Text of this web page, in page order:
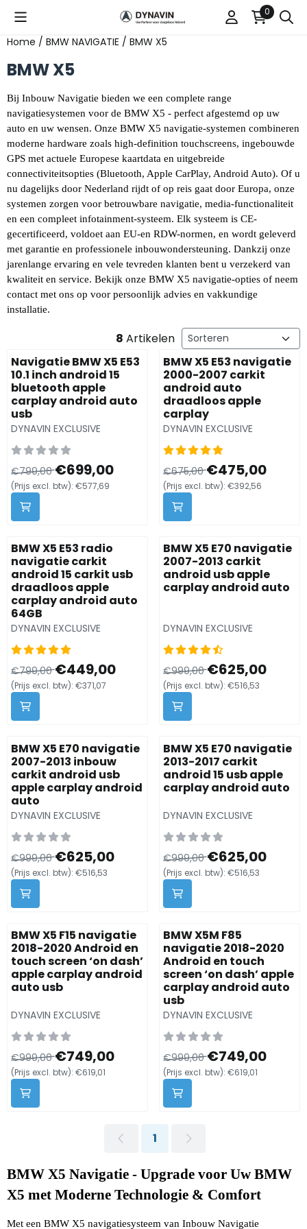
Cookievoorkeuren zijn beschikbaar. Kies instellingen of
0
Home / BMW NAVIGATIE / BMW X5
BMW X5
Bij Inbouw Navigatie bieden we een complete range
navigatiesystemen voor de BMW X5 - perfect afgestemd op uw
auto en uw wensen. Onze BMW X5 navigatie-systemen combineren
moderne hardware zoals high-definition touchscreens, ingebouwde
GPS met actuele Europese kaartdata en uitgebreide
connectiviteitsopties (Bluetooth, Apple CarPlay, Android Auto). Of u
nu dagelijks door Nederland rijdt of op reis gaat door Europa, onze
systemen zorgen voor betrouwbare navigatie, media-functionaliteit
en een compleet infotainment-systeem. Elk systeem is CE-
gecertificeerd, voldoet aan EU-en RDW-normen, en wordt geleverd
met garantie en professionele inbouwondersteuning. Dankzij onze
jarenlange ervaring en vele tevreden klanten bent u verzekerd van
kwaliteit en service. Bekijk onze BMW X5 navigatie-opties of neem
contact met ons op voor persoonlijk advies en vakkundige
installatie.
8 Artikelen Sorteermethode
Navigatie BMW X5 E53
10.1 inch android 15
bluetooth apple
carplay android auto
usb
Merk:
DYNAVIN EXCLUSIVE
Van 799,00 voor 699,00, exclusief btw: 577,69
€799,00€699,00
(Prijs excl. btw): €577,69
BMW X5 E53 navigatie
2000-2007 carkit
android auto
draadloos apple
carplay
Merk:
DYNAVIN EXCLUSIVE
Van 675,00 voor 475,00,
€675,00€475,00
(Prijs excl. btw): €392,56
BMW X5 E53 radio
navigatie carkit
android 15 carkit usb
draadloos apple
carplay android auto
64GB
Merk:
DYNAVIN EXCLUSIVE
Van 799,00 voor 449,00, exclusief btw: 371,07
€799,00€449,00
(Prijs excl. btw): €371,07
BMW X5 E70 navigatie
2007-2013 carkit
android usb apple
carplay android auto
Merk:
DYNAVIN EXCLUSIVE
Van 999,00 voor 625,00,
€999,00€625,00
(Prijs excl. btw): €516,53
BMW X5 E70 navigatie
2007-2013 inbouw
carkit android usb
apple carplay android
auto
Merk:
DYNAVIN EXCLUSIVE
Van 999,00 voor 625,00, exclusief btw: 516,53
€999,00€625,00
(Prijs excl. btw): €516,53
BMW X5 E70 navigatie
2013-2017 carkit
android 15 usb apple
carplay android auto
Merk:
DYNAVIN EXCLUSIVE
Van 999,00 voor 625,00,
€999,00€625,00
(Prijs excl. btw): €516,53
BMW X5 F15 navigatie
2018-2020 Android en
touch screen ‘on dash’
apple carplay android
auto usb
Merk:
DYNAVIN EXCLUSIVE
Van 999,00 voor 749,00, exclusief btw: 619,01
€999,00€749,00
(Prijs excl. btw): €619,01
BMW X5M F85
navigatie 2018-2020
Android en touch
screen ‘on dash’ apple
carplay android auto
usb
Merk:
DYNAVIN EXCLUSIVE
Van 999,00 voor 749,00,
€999,00€749,00
(Prijs excl. btw): €619,01
1
BMW X5 Navigatie - Upgrade voor Uw BMW
X5 met Moderne Technologie & Comfort
Met een BMW X5 navigatiesysteem van Inbouw Navigatie